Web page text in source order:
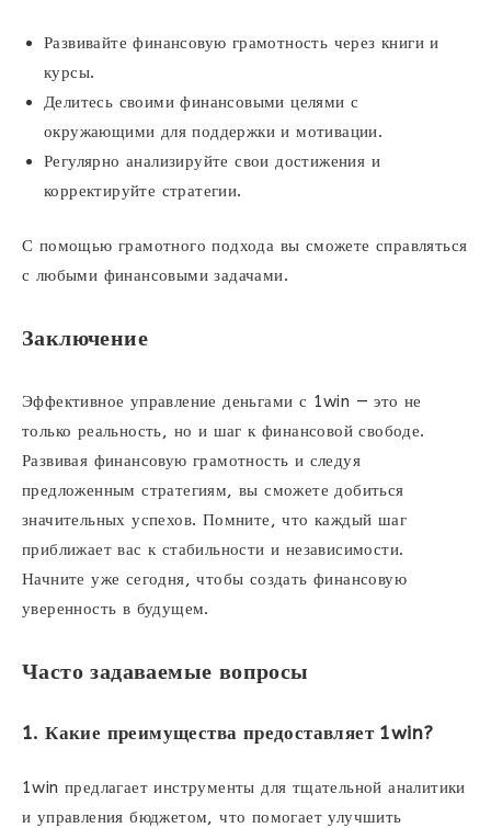
Развивайте финансовую грамотность через книги и
курсы.
Делитесь своими финансовыми целями с
окружающими для поддержки и мотивации.
Регулярно анализируйте свои достижения и
корректируйте стратегии.
С помощью грамотного подхода вы сможете справляться
с любыми финансовыми задачами.
Заключение
Эффективное управление деньгами с 1win — это не
только реальность, но и шаг к финансовой свободе.
Развивая финансовую грамотность и следуя
предложенным стратегиям, вы сможете добиться
значительных успехов. Помните, что каждый шаг
приближает вас к стабильности и независимости.
Начните уже сегодня, чтобы создать финансовую
уверенность в будущем.
Часто задаваемые вопросы
1. Какие преимущества предоставляет 1win?
1win предлагает инструменты для тщательной аналитики
и управления бюджетом, что помогает улучшить